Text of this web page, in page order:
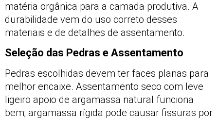
matéria orgânica para a camada produtiva. A
durabilidade vem do uso correto desses
materiais e de detalhes de assentamento.
Seleção das Pedras e Assentamento
Pedras escolhidas devem ter faces planas para
melhor encaixe. Assentamento seco com leve
ligeiro apoio de argamassa natural funciona
bem; argamassa rígida pode causar fissuras por